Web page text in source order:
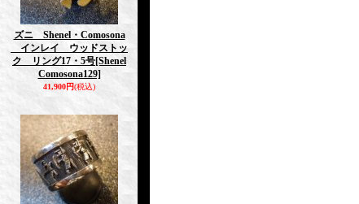
ズニ Shenel・Comosona
インレイ ウッドストッ
ク リング17・5号[Shenel
Comosona129]
41,900円(税込)